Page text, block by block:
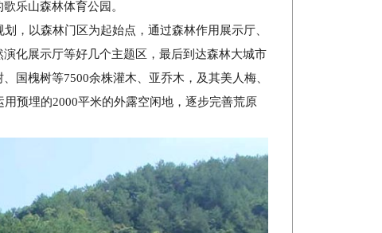
乐山森林体育公园。
，以森林门区为起始点，通过森林作用展示厅、
化展示厅等好几个主题区，最后到达森林大城市
国槐树等7500余株灌木、亚乔木，及其美人梅、
预埋的2000平米的外露空闲地，逐步完善荒原